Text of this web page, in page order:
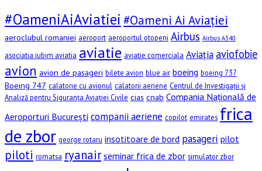
#OameniAiAviatiei #Oameni Ai Aviației
aeroclubul romaniei aeroport aeroportul otopeni Airbus Airbus A340
asociatia iubim aviatia aviatie aviatie comerciala Aviația aviofobie
avion avion de pasageri bilete avion blue air boeing boeing 737
Boeing 747 calatorie cu avionul calatorii aeriene Centrul de Investigații și
Analiză pentru Siguranța Aviației Civile cias cnab Compania Națională de
Aeroporturi București companii aeriene copilot emirates frica
de zbor george rotaru insotitoare de bord pasageri pilot
piloti romatsa ryanair seminar frica de zbor simulator zbor